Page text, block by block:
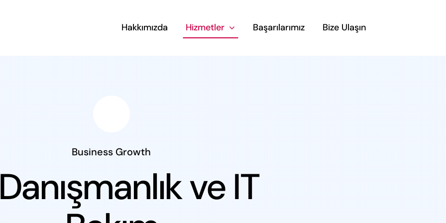
Hakkımızda Hizmetler Başarılarımız Bize Ulaşın
Business Growth
ve IT